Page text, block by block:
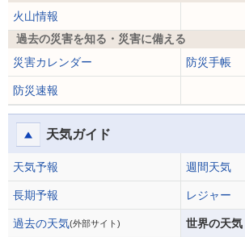
火山情報
過去の災害を知る・災害に備える
災害カレンダー
防災手帳
防災速報
天気ガイド
天気予報 週間天気
長期予報 レジャー
過去の天気(外部サイト)
世界の天気